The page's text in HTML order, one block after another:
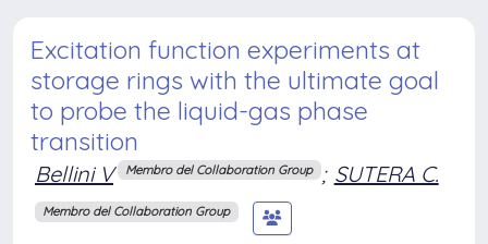
Excitation function experiments at
storage rings with the ultimate goal
to probe the liquid-gas phase
transition
Bellini V Membro del Collaboration Group ; SUTERA C.
Membro del Collaboration Group